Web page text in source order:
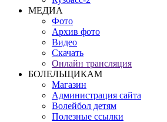
МЕДИА
Фото
Архив фото
Видео
Скачать
Онлайн трансляция
БОЛЕЛЬЩИКАМ
Магазин
Администрация сайта
Волейбол детям
Полезные ссылки